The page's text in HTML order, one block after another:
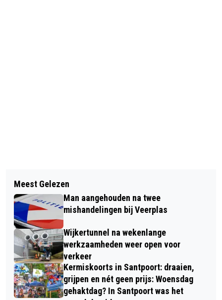
BIBLIOTHEEK HAARLEM NOORD
HEROPEND NA VERBOUWING
FEEST IN IJMUIDEN: TELSTAR
VERZEKERT ZICH VAN LAATSTE PLAY-
OFFPLEK
Meest Gelezen
Man aangehouden na twee
mishandelingen bij Veerplas
Wijkertunnel na wekenlange
werkzaamheden weer open voor
verkeer
Kermiskoorts in Santpoort: draaien,
grijpen en nét geen prijs: Woensdag
gehaktdag? In Santpoort was het